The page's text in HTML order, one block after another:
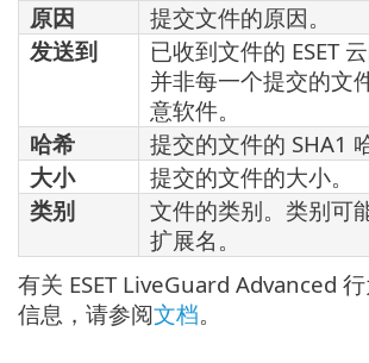
原因
提交文件的原因。
发送到
已收到文件的 ESET
并非每一个提交的文
意软件。
哈希
提交的文件的 SHA1
大小
提交的文件的大小。
类别
文件的类别。类别可
扩展名。
有关 ESET LiveGuard Advanced
信息，请参阅文档。